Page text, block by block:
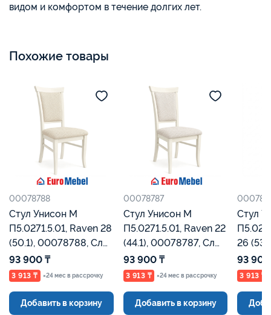
видом и комфортом в течение долгих лет.
Похожие товары
00078788
Стул Унисон М
П5.0271.5.01, Raven 28
(50.1), 00078788, Сл
кость, Евромебель
93 900 ₸
3 913 ₸ ×24 мес в рассрочку
Добавить в корзину
00078787
Стул Унисон М
П5.0271.5.01, Raven 22
(44.1), 00078787, Сл
кость, Евромебель
93 900 ₸
3 913 ₸ ×24 мес в рассрочку
Добавить в корзину
Стул
26 (534.1), 00078786,
Сл
93
3 913 ₸